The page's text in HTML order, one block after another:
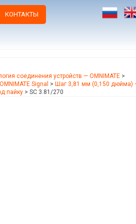
КОНТАКТЫ
соединения устройств — OMNIMATE >
Signal > Шаг 3,81 мм (0,150 дюйма)
пайку > SC 3.81/270